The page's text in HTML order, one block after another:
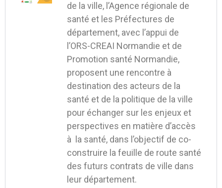
de la ville, l’Agence régionale de
santé et les Préfectures de
département, avec l’appui de
l’ORS-CREAI Normandie et de
Promotion santé Normandie,
proposent une rencontre à
destination des acteurs de la
santé et de la politique de la ville
pour échanger sur les enjeux et
perspectives en matière d’accès
à la santé, dans l’objectif de co-
construire la feuille de route santé
des futurs contrats de ville dans
leur département.